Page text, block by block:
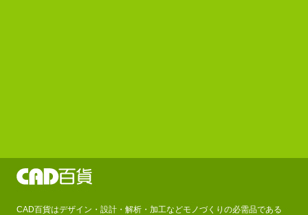
CAD百貨はデザイン・設計・解析・加工などモノづくりの必需品である